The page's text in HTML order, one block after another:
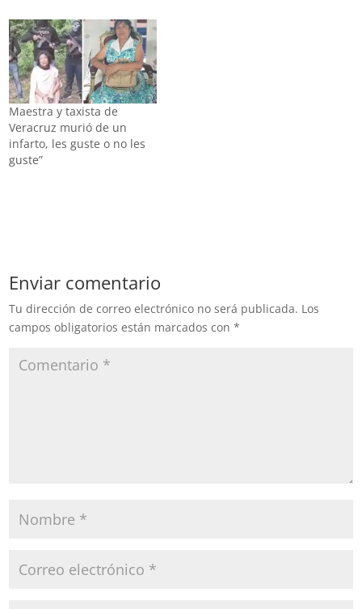
Maestra y taxista de
Veracruz murió de un
infarto, les guste o no les
guste”
Enviar comentario
Tu dirección de correo electrónico no será publicada. Los
campos obligatorios están marcados con*